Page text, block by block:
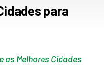
para
as Melhores Cidades